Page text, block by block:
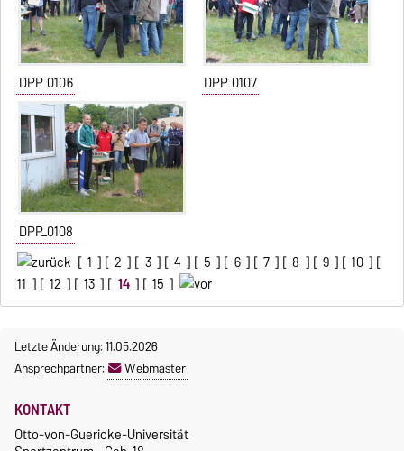
DPP_0106 DPP_0107
DPP_0108
[ 1 ] [ 2 ] [ 3 ] [ 4 ] [ 5 ] [ 6 ] [ 7 ] [ 8 ] [ 9 ] [ 10 ] [
11 ] [ 12 ] [ 13 ] [ 14 ] [ 15 ]
Letzte Änderung: 11.05.2026
Ansprechpartner:
Webmaster
KONTAKT
Otto-von-Guericke-Universität